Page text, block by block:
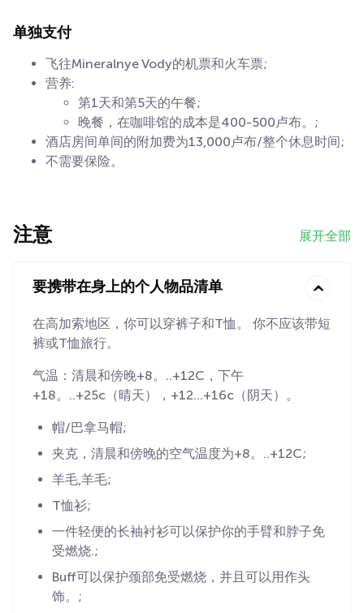
单独支付
飞往Mineralnye Vody的机票和火车票;
营养:
第1天和第5天的午餐;
晚餐，在咖啡馆的成本是400-500卢布。;
酒店房间单间的附加费为13,000卢布/整个休息时间;
不需要保险。
注意 展开全部
要携带在身上的个人物品清单
在高加索地区，你可以穿裤子和T恤。 你不应该带短
裤或T恤旅行。
气温：清晨和傍晚+8。..+12C，下午
+18。..+25c（晴天），+12...+16c（阴天）。
帽/巴拿马帽;
夹克，清晨和傍晚的空气温度为+8。..+12C;
羊毛,羊毛;
T恤衫;
一件轻便的长袖衬衫可以保护你的手臂和脖子免
受燃烧.;
Buff可以保护颈部免受燃烧，并且可以用作头
饰。;